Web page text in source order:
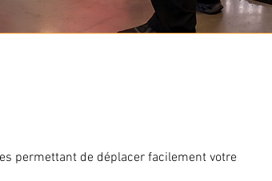
permettant de déplacer facilement votre